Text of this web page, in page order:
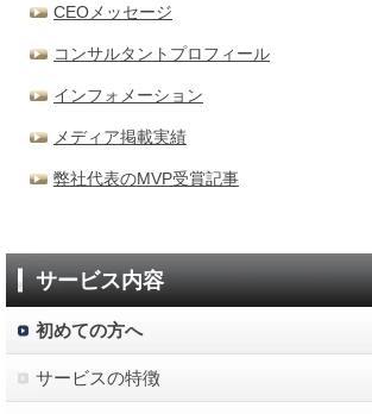
CEOメッセージ
コンサルタントプロフィール
インフォメーション
メディア掲載実績
弊社代表のMVP受賞記事
サービス内容
初めての方へ
サービスの特徴